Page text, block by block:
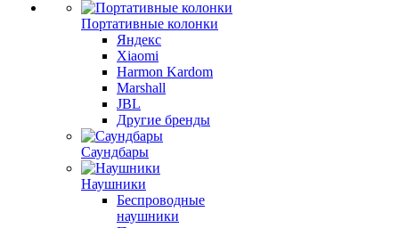
Портативные колонки
Яндекс
Xiaomi
Harmon Kardom
Marshall
JBL
Другие бренды
Саундбары
Наушники
Беспроводные
наушники